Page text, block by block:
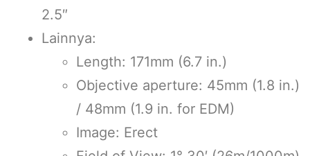
2.5″
Lainnya:
Length: 171mm (6.7 in.)
Objective aperture: 45mm (1.8 in.)
/ 48mm (1.9 in. for EDM)
Image: Erect